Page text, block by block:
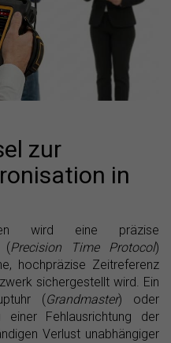
zur
in
wird eine präzise
(Precision Time Protocol)
hochpräzise Zeitreferenz
sichergestellt wird. Ein
(Grandmaster) oder
einer Fehlausrichtung der
Verlust unabhängiger